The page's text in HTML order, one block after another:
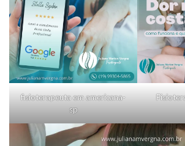
fisioterapeuta em americana-
sp